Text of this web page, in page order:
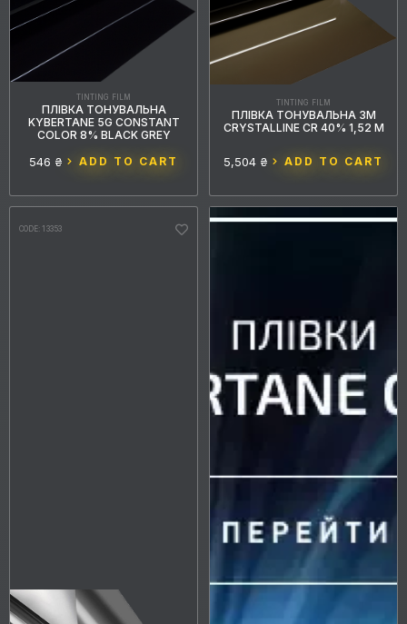
TINTING FILM
ПЛІВКА ТОНУВАЛЬНА
KYBERTANE 5G CONSTANT
COLOR 8% BLACK GREY
546 ₴ ADD TO CART
TINTING FILM
ПЛІВКА ТОНУВАЛЬНА 3M
CRYSTALLINE CR 40% 1,52 М
5,504 ₴ ADD TO CART
CODE: 13353